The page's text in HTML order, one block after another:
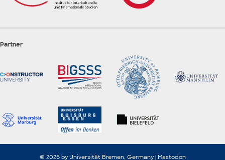
Partner
© 2026 by Universität Bremen, Germany | Mastodon